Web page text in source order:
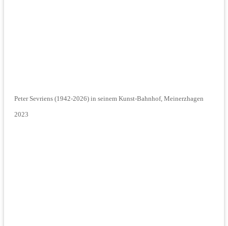
Peter Sevriens (1942-2026) in seinem Kunst-Bahnhof, Meinerzhagen
2023